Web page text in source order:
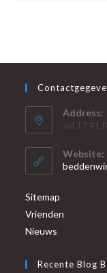
Address:
Jol 17 41
Website:
Sitemap
Vrienden
Nieuws
Recente Blog